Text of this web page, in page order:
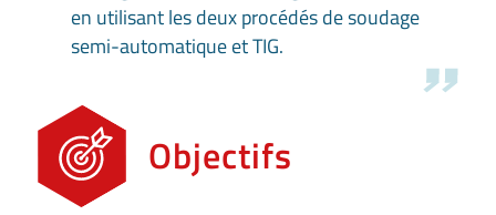
en utilisant les deux procédés de soudage
semi-automatique et TIG.
Objectifs